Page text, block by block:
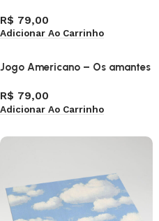
R$ 79,00
Adicionar Ao Carrinho
Jogo Americano – Os amantes
R$ 79,00
Adicionar Ao Carrinho